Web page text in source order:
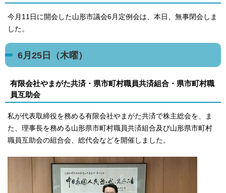
今月11日に開会した山形市議会6月定例会は、本日、無事閉会しま
した。
6月25日（木曜）
有限会社やまがた共済・県市町村職員共済組合・県市町村職
員互助会
私が代表取締役を務める有限会社やまがた共済で株主総会を、ま
た、理事長を務める山形県市町村職員共済組合及び山形県市町村
職員互助会の組合会、総代会などを開催しました。